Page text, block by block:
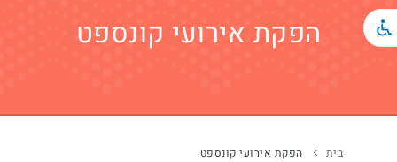
BIZCO לעסקים
הפקת אירועי קונספט
בית הפקת אירועי קונספט